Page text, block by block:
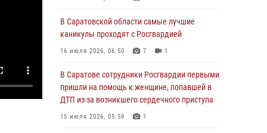
16 июля 2026, 06:50 7 1
В Саратове сотрудники Росгвардии первыми
ДТП из-за возникшего сердечного приступа
15 июля 2026, 05:59 1
В Саратове продолжается масштабная
В Саратовской области самые лучшие
каникулы проходят с Росгвардией
16 июля 2026, 06:50 7 1
В Саратове сотрудники Росгвардии первыми
пришли на помощь к женщине, попавшей в
ДТП из-за возникшего сердечного приступа
15 июля 2026, 05:59 1